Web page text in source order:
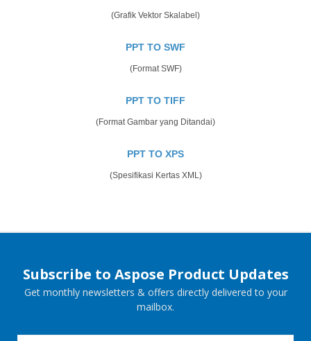
(Grafik Vektor Skalabel)
PPT TO SWF
(Format SWF)
PPT TO TIFF
(Format Gambar yang Ditandai)
PPT TO XPS
(Spesifikasi Kertas XML)
Subscribe to Aspose Product Updates
Get monthly newsletters & offers directly delivered to your
mailbox.